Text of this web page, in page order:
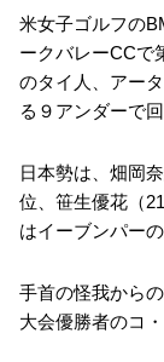
米女子ゴルフの
ークバレーCCで
のタイ人、アー
る９アンダーで
日本勢は、畑岡
位、笹生優花（
はイーブンパーの
手首の怪我から
大会優勝者のコ